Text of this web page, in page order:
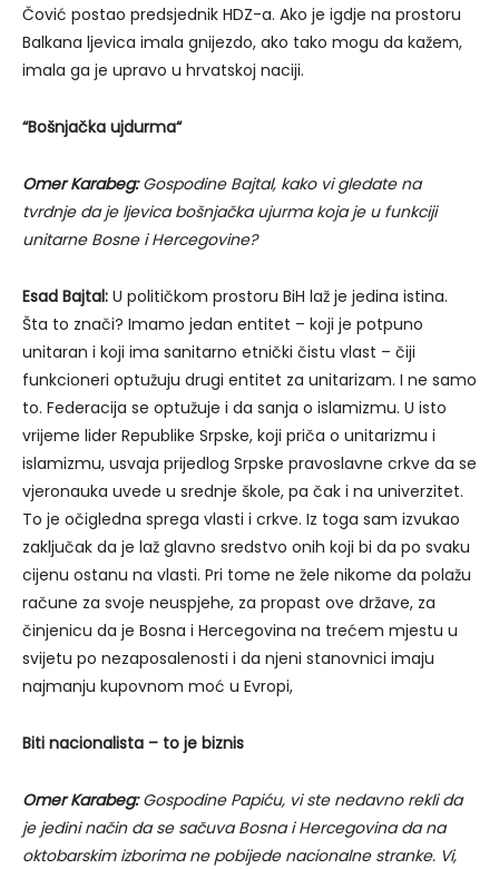
Čović postao predsjednik HDZ-a. Ako je igdje na prostoru
Balkana ljevica imala gnijezdo, ako tako mogu da kažem,
imala ga je upravo u hrvatskoj naciji.
“Bošnjačka ujdurma“
Omer Karabeg:Gospodine Bajtal, kako vi gledate na
tvrdnje da je ljevica bošnjačka ujurma koja je u funkciji
unitarne Bosne i Hercegovine?
Esad Bajtal: U političkom prostoru BiH laž je jedina istina.
Šta to znači? Imamo jedan entitet – koji je potpuno
unitaran i koji ima sanitarno etnički čistu vlast – čiji
funkcioneri optužuju drugi entitet za unitarizam. I ne samo
to. Federacija se optužuje i da sanja o islamizmu. U isto
vrijeme lider Republike Srpske, koji priča o unitarizmu i
islamizmu, usvaja prijedlog Srpske pravoslavne crkve da se
vjeronauka uvede u srednje škole, pa čak i na univerzitet.
To je očigledna sprega vlasti i crkve. Iz toga sam izvukao
zaključak da je laž glavno sredstvo onih koji bi da po svaku
cijenu ostanu na vlasti. Pri tome ne žele nikome da polažu
račune za svoje neuspjehe, za propast ove države, za
činjenicu da je Bosna i Hercegovina na trećem mjestu u
svijetu po nezaposalenosti i da njeni stanovnici imaju
najmanju kupovnom moć u Evropi,
Biti nacionalista – to je biznis
Omer Karabeg:Gospodine Papiću, vi ste nedavno rekli da
je jedini način da se sačuva Bosna i Hercegovina da na
oktobarskim izborima ne pobijede nacionalne stranke. Vi,